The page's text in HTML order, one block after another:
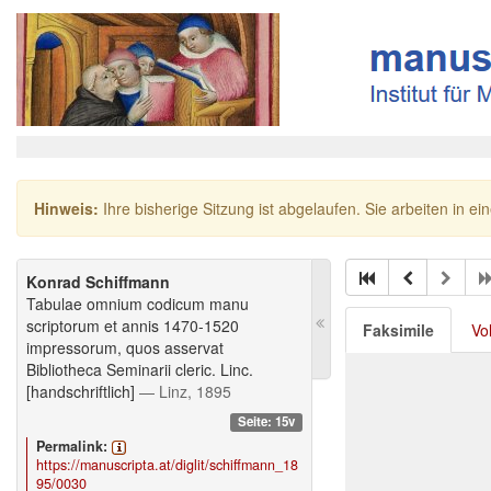
Hinweis: Ihre bisherige Sitzung ist abgelaufen. Sie arbeiten in
Konrad Schiffmann
Tabulae omnium codicum manu
scriptorum et annis 1470-1520
impressorum, quos asservat
Bibliotheca Seminarii cleric. Linc.
[handschriftlich] — Linz, 1895
Seite: 15v
Permalink:
https://manuscripta.at/diglit/schiffmann_18
95/0030
Faksimile